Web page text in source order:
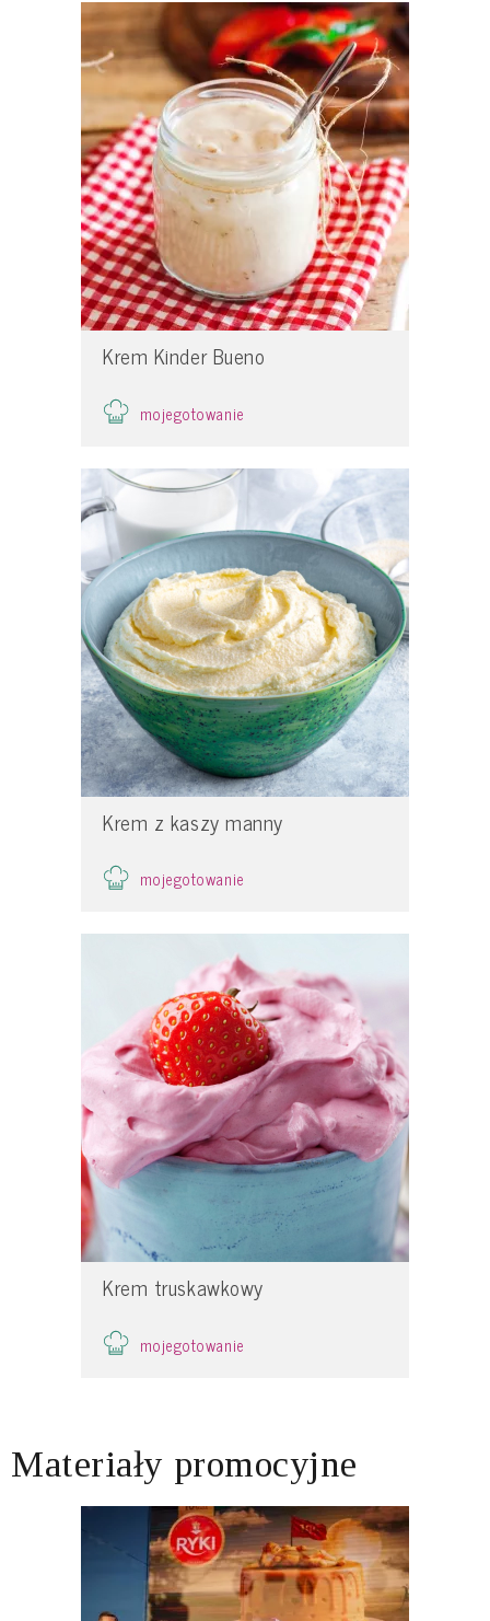
Krem Kinder Bueno
mojegotowanie
Krem z kaszy manny
mojegotowanie
Krem truskawkowy
mojegotowanie
Materiały promocyjne